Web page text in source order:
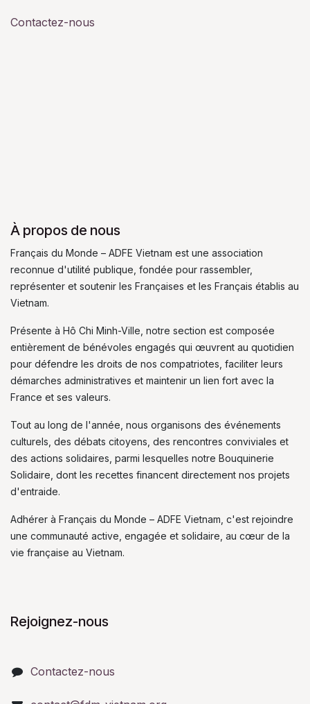
Contactez-nous
À propos de nous
Français du Monde – ADFE Vietnam est une association
reconnue d'utilité publique, fondée pour rassembler,
représenter et soutenir les Françaises et les Français établis au
Vietnam.
Présente à Hô Chi Minh-Ville, notre section est composée
entièrement de bénévoles engagés qui œuvrent au quotidien
pour défendre les droits de nos compatriotes, faciliter leurs
démarches administratives et maintenir un lien fort avec la
France et ses valeurs.
Tout au long de l'année, nous organisons des événements
culturels, des débats citoyens, des rencontres conviviales et
des actions solidaires, parmi lesquelles notre Bouquinerie
Solidaire, dont les recettes financent directement nos projets
d'entraide.
Adhérer à Français du Monde – ADFE Vietnam, c'est rejoindre
une communauté active, engagée et solidaire, au cœur de la
vie française au Vietnam.
Rejoignez-nous
Contactez-nous